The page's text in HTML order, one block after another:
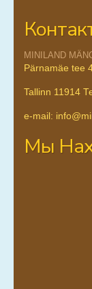
MINILAND
Pärnamäe tee
Tallinn 11914
e-mail:
Мы